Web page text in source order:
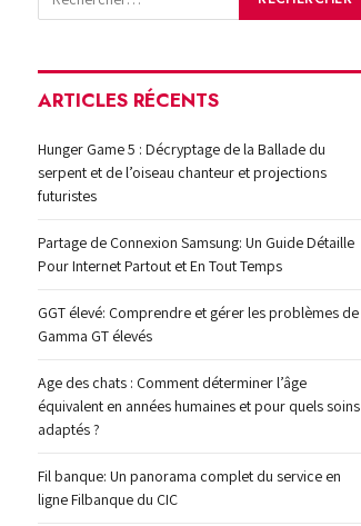
ARTICLES RÉCENTS
Hunger Game 5 : Décryptage de la Ballade du
serpent et de l’oiseau chanteur et projections
futuristes
Partage de Connexion Samsung: Un Guide Détaille
Pour Internet Partout et En Tout Temps
GGT élevé: Comprendre et gérer les problèmes de
Gamma GT élevés
Age des chats : Comment déterminer l’âge
équivalent en années humaines et pour quels soins
adaptés ?
Fil banque: Un panorama complet du service en
ligne Filbanque du CIC